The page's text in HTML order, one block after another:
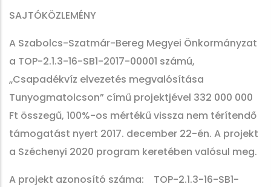
SAJTÓKÖZLEMÉNY
A Szabolcs-Szatmár-Bereg Megyei Önkormányzat
a TOP-2.1.3-16-SB1-2017-00001 számú,
„Csapadékvíz elvezetés megvalósítása
Tunyogmatolcson” című projektjével 332 000 000
Ft összegű, 100%-os mértékű vissza nem térítendő
támogatást nyert 2017. december 22-én. A projekt
a Széchenyi 2020 program keretében valósul meg.
A projekt azonosító száma: TOP-2.1.3-16-SB1-